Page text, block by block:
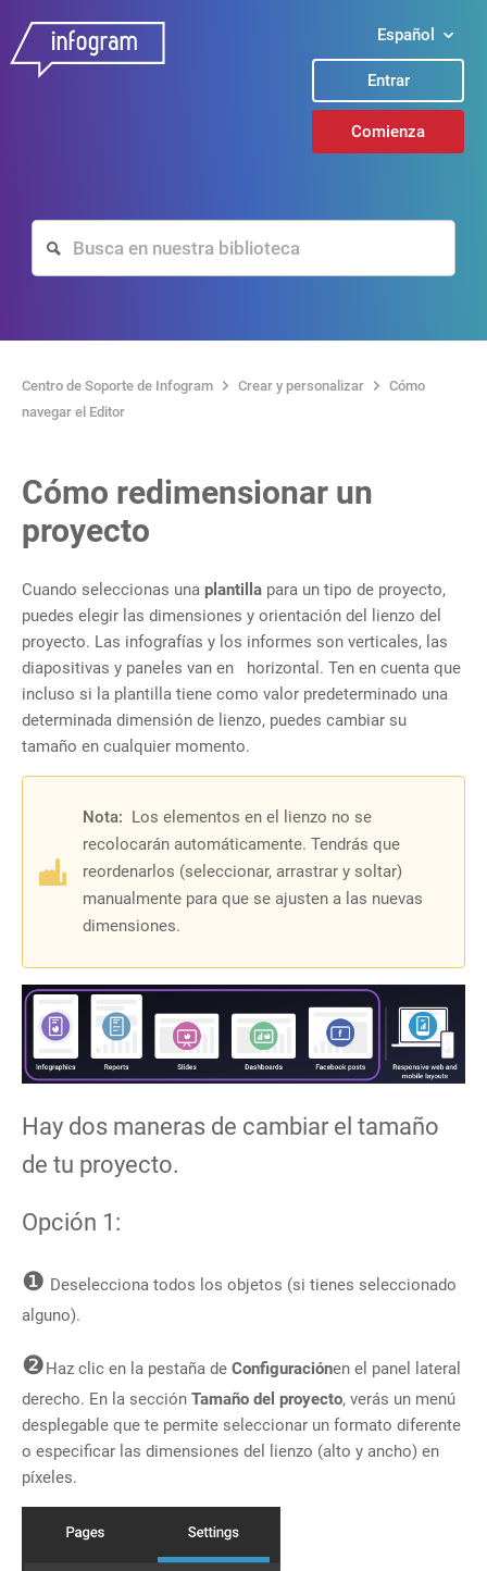
Español
Entrar
Comienza
Centro de Soporte de Infogram Crear y personalizar
Cómo
navegar el Editor
Cómo redimensionar un
proyecto
Cuando seleccionas una plantilla para un tipo de proyecto,
puedes elegir las dimensiones y orientación del lienzo del
proyecto. Las infografías y los informes son verticales, las
diapositivas y paneles van en
horizontal. Ten en cuenta que
incluso si la plantilla tiene como valor predeterminado una
determinada dimensión de lienzo, puedes cambiar su
tamaño en cualquier momento.
Nota: Los elementos en el lienzo no se
recolocarán automáticamente. Tendrás que
reordenarlos (seleccionar, arrastrar y soltar)
manualmente para que se ajusten a las nuevas
dimensiones.
Hay dos maneras de cambiar el tamaño
de tu proyecto.
Opción 1:
❶ Deselecciona todos los objetos (si tienes seleccionado
alguno).
❷Haz clic en la pestaña de Configuraciónen el panel lateral
derecho. En la sección Tamaño del proyecto, verás un menú
desplegable que te permite seleccionar un formato diferente
o especificar las dimensiones del lienzo (alto y ancho) en
píxeles.